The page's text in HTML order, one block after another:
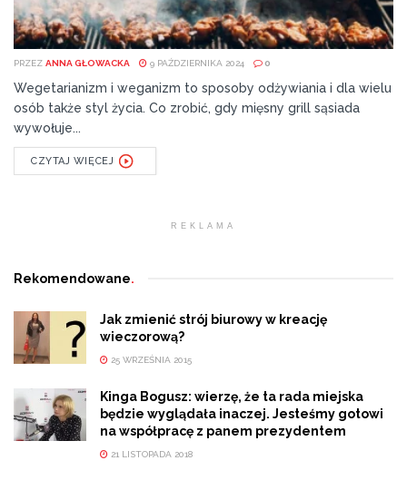
PRZEZ ANNA GŁOWACKA 9 PAŹDZIERNIKA 2024 0
Wegetarianizm i weganizm to sposoby odżywiania i dla wielu
osób także styl życia. Co zrobić, gdy mięsny grill sąsiada
wywołuje...
CZYTAJ WIĘCEJ
REKLAMA
Rekomendowane.
Jak zmienić strój biurowy w kreację
wieczorową?
25 WRZEŚNIA 2015
Kinga Bogusz: wierzę, że ta rada miejska
będzie wyglądała inaczej. Jesteśmy gotowi
na współpracę z panem prezydentem
21 LISTOPADA 2018